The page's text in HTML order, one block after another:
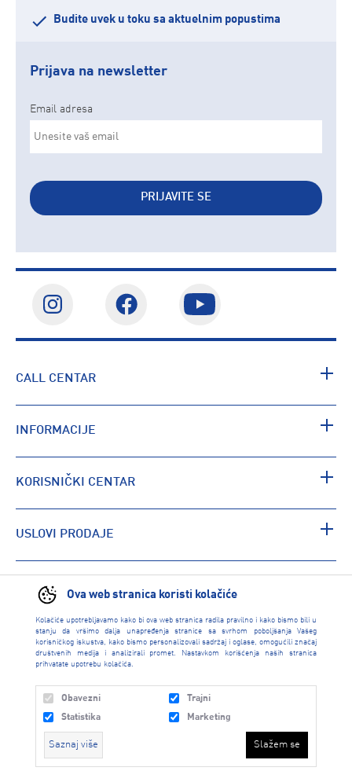
Ova web stranica koristi kolačiće
Kolačiće upotrebljavamo kako bi ova web stranica radila pravilno i kako bismo bili u
stanju da vršimo dalja unapređenja stranice sa svrhom poboljšanja Vašeg
korisničkog iskustva, kako bismo personalizovali sadržaj i oglase, omogućili značaj
društvenih medija i analizirali promet. Nastavkom korišćenja naših stranica
prihvatate upotrebu kolačića.
Obavezni
Trajni
Statistika
Marketing
Saznaj više Slažem se
Budite uvek u toku sa aktuelnim popustima
Prijava na newsletter
Email adresa
PRIJAVITE SE
CALL CENTAR
INFORMACIJE
KORISNIČKI CENTAR
USLOVI PRODAJE
PRONAĐI RADNJU
INTERSPORT 2026 created by Enetel Solutions